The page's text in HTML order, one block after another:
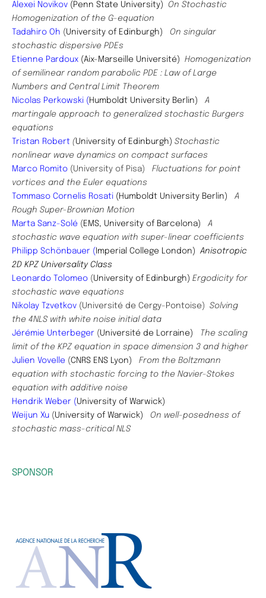
Alexei Novikov (Penn State University) On Stochastic
Homogenization of the G-equation
​Tadahiro Oh ( University of Edinburgh) On singular
stochastic dispersive PDEs
Etienne Pardoux (Aix-Marseille Université) Homogenization
of semilinear random parabolic PDE : Law of Large
Numbers and Central Limit Theorem
​Nicolas Perkowski ( Humboldt University Berlin) A
martingale approach to generalized stochastic Burgers
equations
Tristan Robert (University of Edinburgh) Stochastic
nonlinear wave dynamics on compact surfaces
Marco Romito ( University of Pisa)
Fluctuations for point
vortices and the Euler equations​
Tommaso Cornelis Rosati (Humboldt University Berlin) A
Rough Super-Brownian Motion
Marta Sanz-Solé ( EMS, University of Barcelona) A
stochastic wave equation with super-linear coefficients
Philipp ​Schönbauer ( Imperial College London) Anisotropic
2D KPZ Universality Class
Leonardo Tolomeo ( University of Edinburgh) Ergodicity for
stochastic wave equations
Nikolay Tzvetkov (Université de Cergy-Pontoise) Solving
the 4NLS with white noise initial data
Jérémie Unterbeger ( Université de Lorraine)
The scaling
limit of the KPZ equation in space dimension 3 and higher
Julien Vovelle (CNRS ENS Lyon) From the Boltzmann
equation with stochastic forcing to the Navier-Stokes
equation with additive noise
Hendrik Weber ( University of Warwick)
Weijun Xu ( University of Warwick) On well-posedness of
stochastic mass-critical NLS
SPONSOR